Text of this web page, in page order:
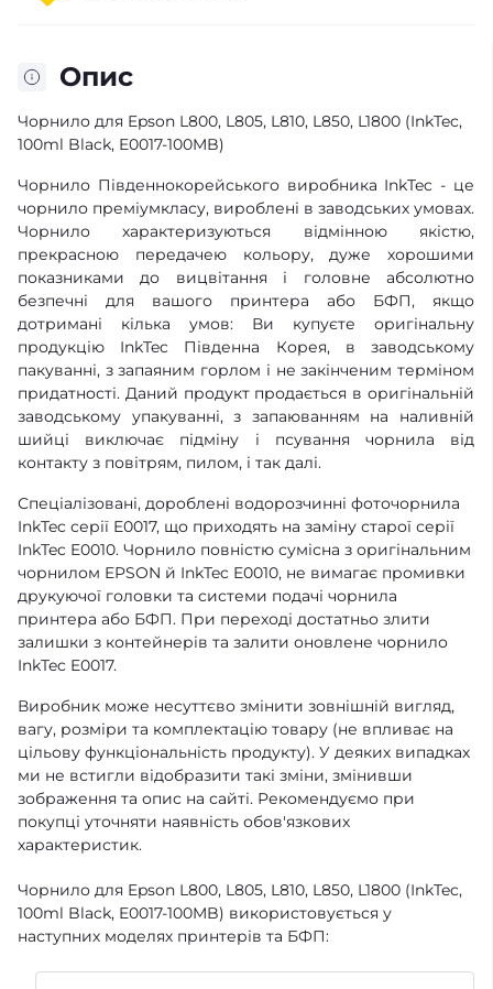
Опис
Чорнило для Epson L800, L805, L810, L850, L1800 (InkTec,
100ml Black, E0017-100MB)
Чорнило Південнокорейського виробника InkTec - це
чорнило преміумкласу, вироблені в заводських умовах.
Чорнило характеризуються відмінною якістю,
прекрасною передачею кольору, дуже хорошими
показниками до вицвітання і головне абсолютно
безпечні для вашого принтера або БФП, якщо
дотримані кілька умов: Ви купуєте оригінальну
продукцію InkTec Південна Корея, в заводському
пакуванні, з запаяним горлом і не закінченим терміном
придатності. Даний продукт продається в оригінальній
заводському упакуванні, з запаюванням на наливній
шийці виключає підміну і псування чорнила від
контакту з повітрям, пилом, і так далі.
Спеціалізовані, дороблені водорозчинні фоточорнила
InkTec серії E0017, що приходять на заміну старої серії
InkTec E0010. Чорнило повністю сумісна з оригінальним
чорнилом EPSON й InkTec E0010, не вимагає промивки
друкуючої головки та системи подачі чорнила
принтера або БФП. При переході достатньо злити
залишки з контейнерів та залити оновлене чорнило
InkTec E0017.
Виробник може несуттєво змінити зовнішній вигляд,
вагу, розміри та комплектацію товару (не впливає на
цільову функціональність продукту). У деяких випадках
ми не встигли відобразити такі зміни, змінивши
зображення та опис на сайті. Рекомендуємо при
покупці уточняти наявність обов'язкових
характеристик.
Чорнило для Epson L800, L805, L810, L850, L1800 (InkTec,
100ml Black, E0017-100MB) використовується у
наступних моделях принтерів та БФП: